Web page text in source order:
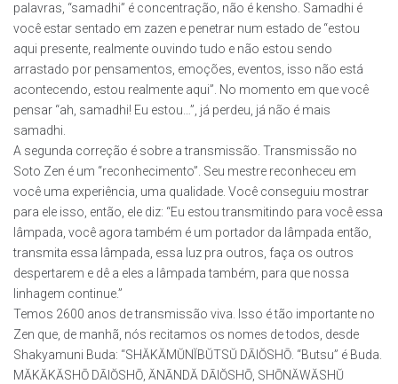
palavras, “samadhi” é concentração, não é kensho. Samadhi é
você estar sentado em zazen e penetrar num estado de “estou
aqui presente, realmente ouvindo tudo e não estou sendo
arrastado por pensamentos, emoções, eventos, isso não está
acontecendo, estou realmente aqui”. No momento em que você
pensar “ah, samadhi! Eu estou…”, já perdeu, já não é mais
samadhi.
A segunda correção é sobre a transmissão. Transmissão no
Soto Zen é um “reconhecimento”. Seu mestre reconheceu em
você uma experiência, uma qualidade. Você conseguiu mostrar
para ele isso, então, ele diz: “Eu estou transmitindo para você essa
lâmpada, você agora também é um portador da lâmpada então,
transmita essa lâmpada, essa luz pra outros, faça os outros
despertarem e dê a eles a lâmpada também, para que nossa
linhagem continue.”
Temos 2600 anos de transmissão viva. Isso é tão importante no
Zen que, de manhã, nós recitamos os nomes de todos, desde
Shakyamuni Buda: “SHĂKĂMŬNĬBŬTSŬ DĀIŎSHŌ. “Butsu” é Buda.
MĂKĂKĂSHŌ DĀIŎSHŌ, ĂNĀNDĂ DĀIŎSHŌ, SHŌNĂWĂSHŬ